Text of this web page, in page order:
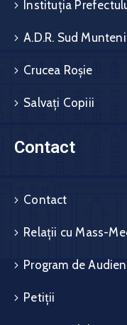
Instituția
A.D.R. Sud
Crucea Roșie
Salvați Copiii
Contact
Contact
Relații cu Mass-
Program de
Petiții